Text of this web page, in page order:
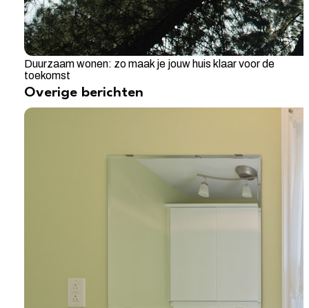
Duurzaam wonen: zo maak je jouw huis klaar voor de
toekomst
Overige berichten